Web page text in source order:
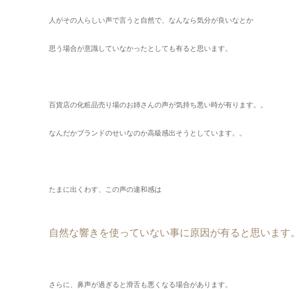
人がその人らしい声で言うと自然で、なんなら気分が良いなとか
思う場合が意識していなかったとしても有ると思います。
百貨店の化粧品売り場のお姉さんの声が気持ち悪い時が有ります。。
なんだかブランドのせいなのか高級感出そうとしています。。
たまに出くわす、この声の違和感は
自然な響きを使っていない事に原因が有ると思います。
さらに、鼻声が過ぎると滑舌も悪くなる場合があります。